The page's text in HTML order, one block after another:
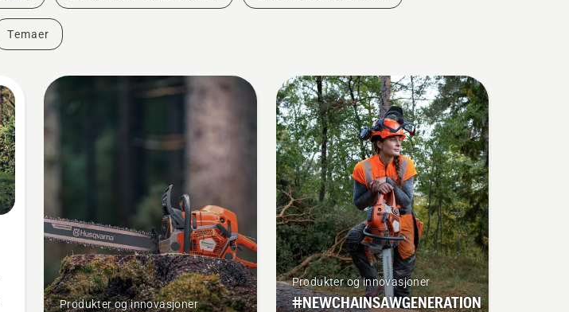
Temaer
Produkter og innovasjoner
Produkter og innovasjoner
#NEWCHAINSAWGENERATION